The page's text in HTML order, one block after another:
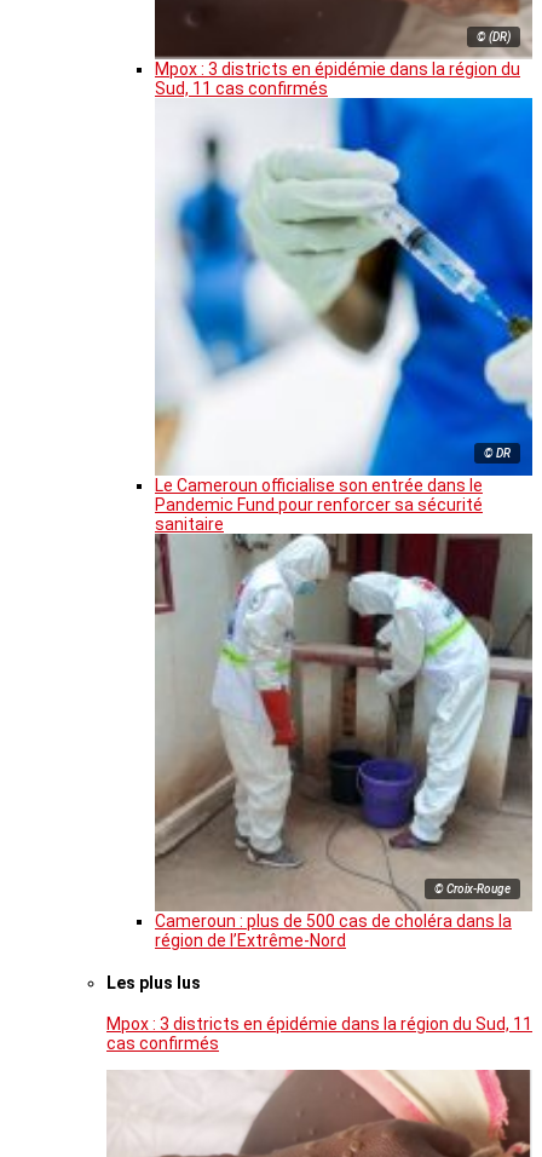
© (DR)
Mpox : 3 districts en épidémie dans la région du
Sud, 11 cas confirmés
© DR
Le Cameroun officialise son entrée dans le
Pandemic Fund pour renforcer sa sécurité
sanitaire
© Croix-Rouge
Cameroun : plus de 500 cas de choléra dans la
région de l’Extrême-Nord
Les plus lus
Mpox : 3 districts en épidémie dans la région du Sud, 11
cas confirmés